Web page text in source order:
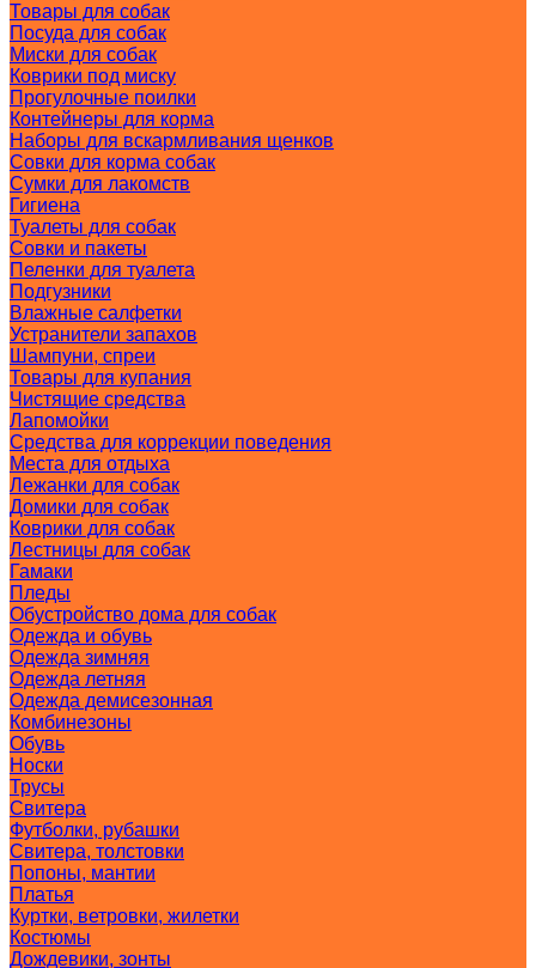
Товары для собак
Посуда для собак
Миски для собак
Коврики под миску
Прогулочные поилки
Контейнеры для корма
Наборы для вскармливания щенков
Совки для корма собак
Сумки для лакомств
Гигиена
Туалеты для собак
Совки и пакеты
Пеленки для туалета
Подгузники
Влажные салфетки
Устранители запахов
Шампуни, спреи
Товары для купания
Чистящие средства
Лапомойки
Средства для коррекции поведения
Места для отдыха
Лежанки для собак
Домики для собак
Коврики для собак
Лестницы для собак
Гамаки
Пледы
Обустройство дома для собак
Одежда и обувь
Одежда зимняя
Одежда летняя
Одежда демисезонная
Комбинезоны
Обувь
Носки
Трусы
Свитера
Футболки, рубашки
Свитера, толстовки
Попоны, мантии
Платья
Куртки, ветровки, жилетки
Костюмы
Дождевики, зонты